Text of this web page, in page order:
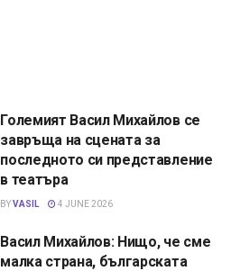
Големият Васил Михайлов се
завръща на сцената за
последното си представление
в театъра
BYVASIL 4 JUNE 2026
Васил Михайлов: Нищо, че сме
малка страна, българската